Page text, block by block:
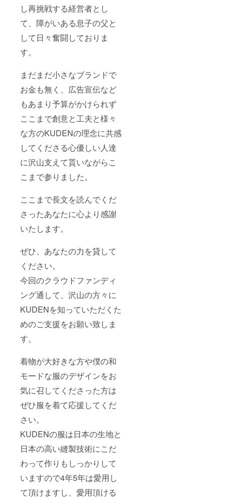
し再挑戦する経営者とし
て、障がいある息子の父と
して日々奮闘しておりま
す。
まだまだ小さなブランドで
お金も無く、広告宣伝など
もあまり予算がかけられず
ここまで創意と工夫と様々
な方のKUDENの理念に共感
してくださる心優しい人達
に沢山支えて貰いながらこ
こまで参りました。
ここまで長文を読んでくだ
さったあなたに心より感謝
いたします。
ぜひ、あなたの力を貸して
ください。
今回のクラウドファンディ
ング通して、沢山の方々に
KUDENを知っていただくた
めのご支援をお願い致しま
す。
着物が大好きな方や僕の和
モードな服のデザインをお
気に召してくださった方は
ぜひ服を着て応援してくだ
さい。
KUDENの服は日本の生地と
日本の高い縫製技術にこだ
わって作りもしっかりして
いますので4年5年は愛用し
て頂けますし、愛用頂ける